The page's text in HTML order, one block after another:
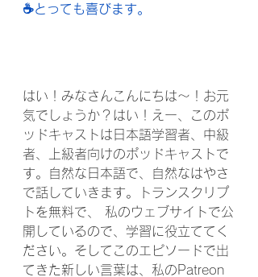
☕️とっても喜びます。
はい！みなさんこんにちは〜！お元
気でしょうか？はい！えー、このポ
ッドキャストは日本語学習者、中級
者、上級者向けのポッドキャストで
す。自然な日本語で、自然なはやさ
で話していきます。トランスクリプ
トを無料で、 私のウェブサイトで公
開しているので、学習に役立ててく
ださい。そしてこのエピソードで出
てきた新しい言葉は、私のPatreon